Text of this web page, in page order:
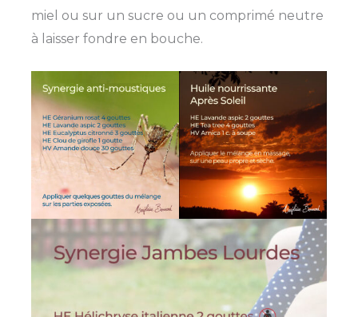
miel ou sur un sucre ou un comprimé neutre
à laisser fondre en bouche.